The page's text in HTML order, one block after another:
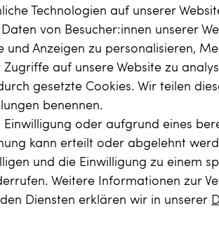
Technologien auf unserer
von Besucher:innen unserer
und Anzeigen zu personalisieren,
auf unsere Website zu
gesetzte Cookies. Wir teilen
benennen.
oder aufgrund eines
kann erteilt oder abgelehnt
und die Einwilligung zu einem
Weitere Informationen zur
Diensten erklären wir in unserer